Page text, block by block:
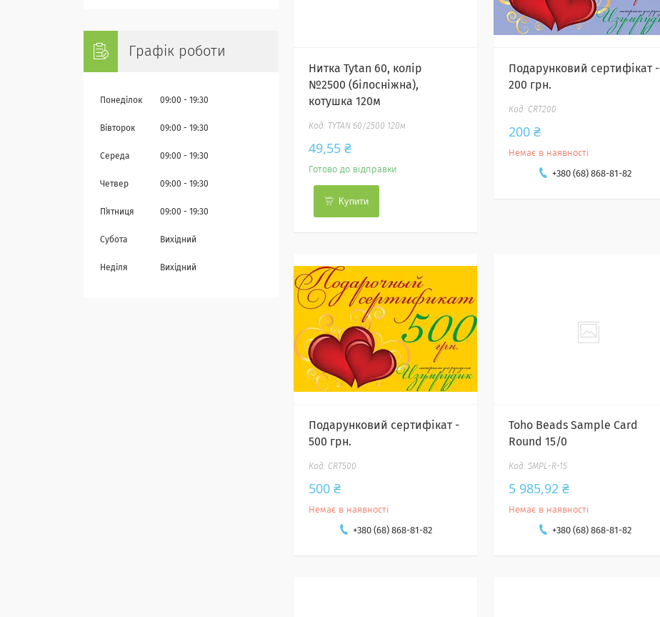
Нитка Tytan 60, колір
№2500 (білосніжна),
котушка 120м
TYTAN 60/2500 120м
49,55 ₴
Готово до відправки
Купити
Подарунковий сертифікат -
200 грн.
CRT200
200 ₴
Немає в наявності
+380 (68) 868-81-82
Подарунковий сертифікат -
500 грн.
CRT500
500 ₴
Немає в наявності
+380 (68) 868-81-82
Toho Beads Sample Card
Round 15/0
SMPL-R-15
5 985,92 ₴
Немає в наявності
+380 (68) 868-81-82
Графік роботи
Понеділок 09:00 19:30
Вівторок 09:00 19:30
Середа 09:00 19:30
Четвер 09:00 19:30
Пʼятниця 09:00 19:30
Субота Вихідний
Неділя Вихідний